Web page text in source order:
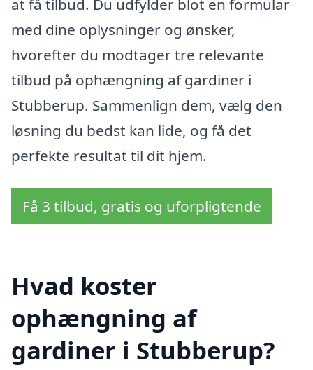
at få tilbud. Du udfylder blot en formular
med dine oplysninger og ønsker,
hvorefter du modtager tre relevante
tilbud på ophængning af gardiner i
Stubberup. Sammenlign dem, vælg den
løsning du bedst kan lide, og få det
perfekte resultat til dit hjem.
Få 3 tilbud, gratis og uforpligtende
Hvad koster
ophængning af
gardiner i Stubberup?